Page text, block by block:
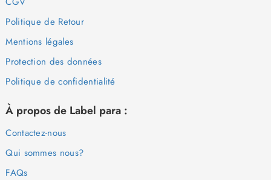
Politique de Retour
Mentions légales
Protection des données
Politique de confidentialité
À propos de Label para :
Contactez-nous
Qui sommes nous?
FAQs